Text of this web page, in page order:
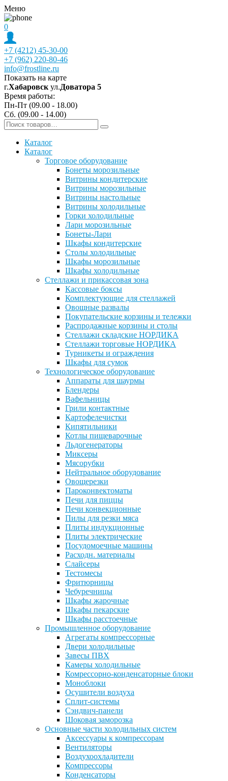
Меню
0
+7 (4212) 45-30-00
+7 (962) 220-80-46
info@frostline.ru
Показать на карте
г.Хабаровск ул.Доватора 5
Время работы:
Пн-Пт (09.00 - 18.00)
Сб. (09.00 - 14.00)
Каталог
Каталог
Торговое оборудование
Бонеты морозильные
Витрины кондитерские
Витрины морозильные
Витрины настольные
Витрины холодильные
Горки холодильные
Лари морозильные
Бонеты-Лари
Шкафы кондитерские
Столы холодильные
Шкафы морозильные
Шкафы холодильные
Стеллажи и прикассовая зона
Кассовые боксы
Комплектующие для стеллажей
Овощные развалы
Покупательские корзины и тележки
Распродажные корзины и столы
Стеллажи складские НОРДИКА
Стеллажи торговые НОРДИКА
Турникеты и ограждения
Шкафы для сумок
Технологическое оборудование
Аппараты для шаурмы
Блендеры
Вафельницы
Грили контактные
Картофелечистки
Кипятильники
Котлы пищеварочные
Льдогенераторы
Миксеры
Мясорубки
Нейтральное оборудование
Овощерезки
Пароконвектоматы
Печи для пиццы
Печи конвекционные
Пилы для резки мяса
Плиты индукционные
Плиты электрические
Посудомоечные машины
Расходн. материалы
Слайсеры
Тестомесы
Фритюрницы
Чебуречницы
Шкафы жарочные
Шкафы пекарские
Шкафы расстоечные
Промышленное оборудование
Агрегаты компрессорные
Двери холодильные
Завесы ПВХ
Камеры холодильные
Комрессорно-конденсаторные блоки
Моноблоки
Осушители воздуха
Сплит-системы
Сэндвич-панели
Шоковая заморозка
Основные части холодильных систем
Аксессуары к компрессорам
Вентиляторы
Воздухоохладители
Компрессоры
Конденсаторы